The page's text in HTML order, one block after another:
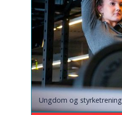
Ungdom og styrketrening